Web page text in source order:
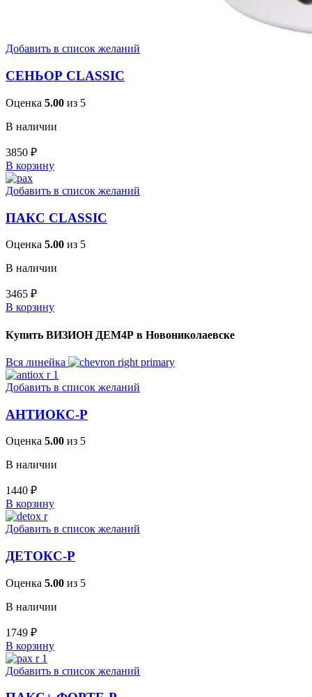
Добавить в список желаний
СЕНЬОР CLASSIC
Оценка 5.00 из 5
В наличии
3850 ₽
В корзину
Добавить в список желаний
ПАКС CLASSIC
Оценка 5.00 из 5
В наличии
3465 ₽
В корзину
Купить ВИЗИОН ДЕМ4Р в Новониколаевске
Вся линейка
Добавить в список желаний
АНТИОКС-Р
Оценка 5.00 из 5
В наличии
1440 ₽
В корзину
Добавить в список желаний
ДЕТОКС-Р
Оценка 5.00 из 5
В наличии
1749 ₽
В корзину
Добавить в список желаний